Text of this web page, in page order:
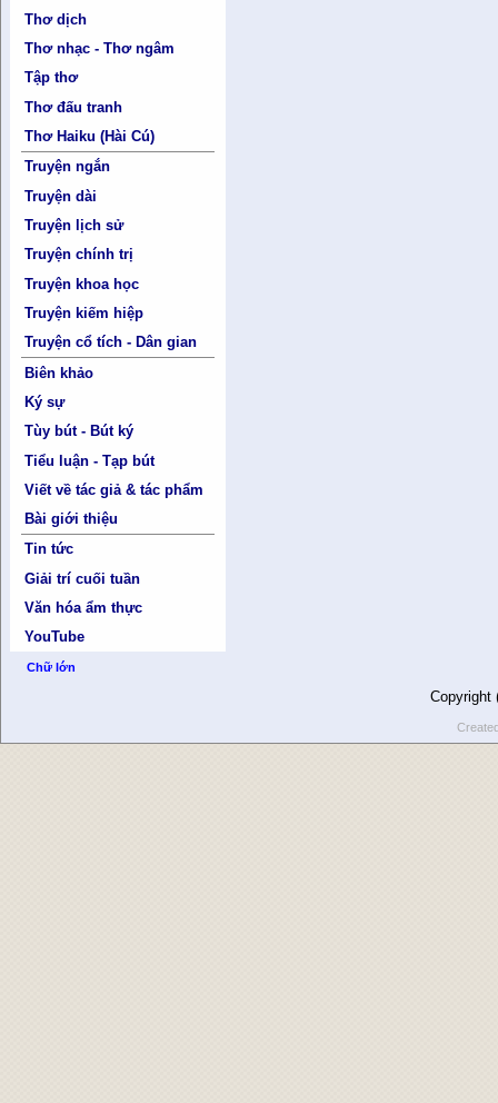
Thơ dịch
Thơ nhạc - Thơ ngâm
Tập thơ
Thơ đấu tranh
Thơ Haiku (Hài Cú)
Truyện ngắn
Truyện dài
Truyện lịch sử
Truyện chính trị
Truyện khoa học
Truyện kiếm hiệp
Truyện cổ tích - Dân gian
Biên khảo
Ký sự
Tùy bút - Bút ký
Tiểu luận - Tạp bút
Viết về tác giả & tác phẩm
Bài giới thiệu
Tin tức
Giải trí cuối tuần
Văn hóa ẩm thực
YouTube
Chữ lớn
Copyright